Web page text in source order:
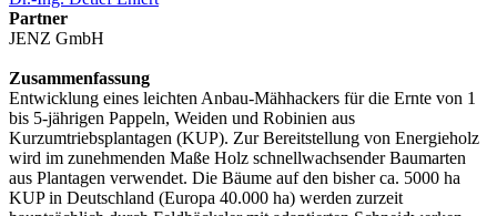
Partner
JENZ GmbH
Zusammenfassung
Entwicklung eines leichten Anbau-Mähhackers für die Ernte von 1
bis 5-jährigen Pappeln, Weiden und Robinien aus
Kurzumtriebsplantagen (KUP). Zur Bereitstellung von Energieholz
wird im zunehmenden Maße Holz schnellwachsender Baumarten
aus Plantagen verwendet. Die Bäume auf den bisher ca. 5000 ha
KUP in Deutschland (Europa 40.000 ha) werden zurzeit